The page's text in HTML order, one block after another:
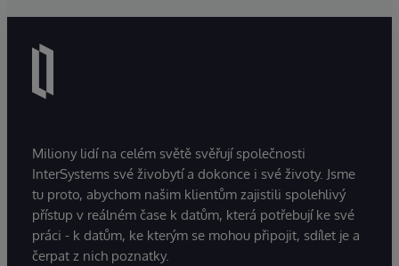
Miliony lidí na celém světě svěřují společnosti
InterSystems své živobytí a dokonce i své životy. Jsme
tu proto, abychom našim klientům zajistili spolehlivý
přístup v reálném čase k datům, která potřebují ke své
práci - k datům, ke kterým se mohou připojit, sdílet je a
čerpat z nich poznatky.